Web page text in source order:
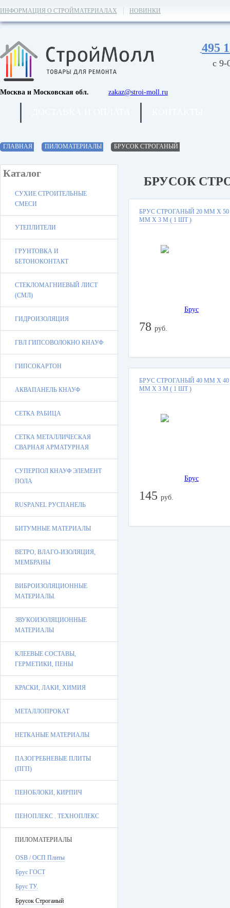
ИНФОРМАЦИЯ О СТРОЙМАТЕРИАЛАХ НОВИНКИ
Москва и Московская обл. zakaz@stroi-moll.ru
495
с 9-
ГЛАВНАЯ ПИЛОМАТЕРИАЛЫ БРУСОК СТРОГАНЫЙ
Каталог
СУХИЕ СТРОИТЕЛЬНЫЕ
СМЕСИ
УТЕПЛИТЕЛИ
ГРУНТОВКА И
БЕТОНОКОНТАКТ
СТЕКЛОМАГНИЕВЫЙ ЛИСТ
(СМЛ)
ГИДРОИЗОЛЯЦИЯ
ГВЛ ГИПСОВОЛОКНО КНАУФ
ГИПСОКАРТОН
АКВАПАНЕЛЬ КНАУФ
СЕТКА РАБИЦА
СЕТКА МЕТАЛЛИЧЕСКАЯ
СВАРНАЯ АРМАТУРНАЯ
СУПЕРПОЛ КНАУФ ЭЛЕМЕНТ
ПОЛА
RUSPANEL РУСПАНЕЛЬ
БИТУМНЫЕ МАТЕРИАЛЫ
ВЕТРО, ВЛАГО-ИЗОЛЯЦИЯ,
МЕМБРАНЫ
ВИБРОИЗОЛЯЦИОННЫЕ
МАТЕРИАЛЫ.
ЗВУКОИЗОЛЯЦИОННЫЕ
МАТЕРИАЛЫ
КЛЕЕВЫЕ СОСТАВЫ,
ГЕРМЕТИКИ, ПЕНЫ
КРАСКИ, ЛАКИ, ХИМИЯ
МЕТАЛЛОПРОКАТ
НЕТКАНЫЕ МАТЕРИАЛЫ
ПАЗОГРЕБНЕВЫЕ ПЛИТЫ
(ПГП)
ПЕНОБЛОКИ, КИРПИЧ
ПЕНОПЛЕКС . ТЕХНОПЛЕКС
ПИЛОМАТЕРИАЛЫ
OSB / ОСП Плиты
Брус ГОСТ
Брус ТУ.
Брусок Строганый
БРУСОК
БРУС СТРОГАНЫЙ 20 ММ Х 50
ММ Х 3 М ( 1 ШТ )
78 руб.
БРУС СТРОГАНЫЙ 40 ММ Х 40
ММ Х 3 М ( 1 ШТ )
145 руб.